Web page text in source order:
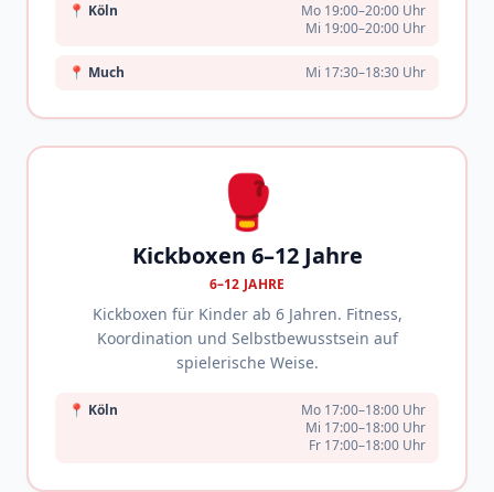
📍 Köln
Mo 19:00–20:00 Uhr
Mi 19:00–20:00 Uhr
📍 Much Mi 17:30–18:30 Uhr
🥊
Kickboxen 6–12 Jahre
6–12 JAHRE
Kickboxen für Kinder ab 6 Jahren. Fitness,
Koordination und Selbstbewusstsein auf
spielerische Weise.
📍 Köln
Mo 17:00–18:00 Uhr
Mi 17:00–18:00 Uhr
Fr 17:00–18:00 Uhr